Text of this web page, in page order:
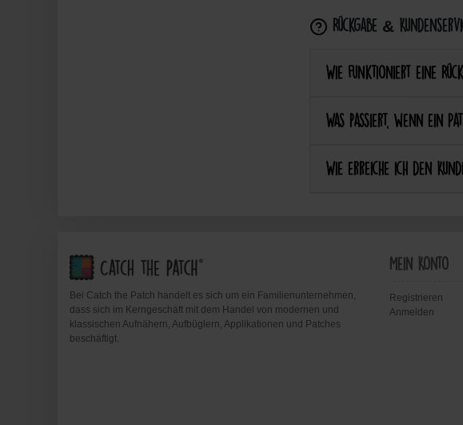
Rückgabe &
Wie funktioniert eine
Was passiert, wenn ein
Wie erreiche ich den
Bei Catch the Patch handelt es sich um ein Familienunternehmen,
dass sich im Kerngeschäft mit dem Handel von modernen und
klassischen Aufnähern, Aufbüglern, Applikationen und Patches
beschäftigt.
Mein Konto
Registrieren
Anmelden